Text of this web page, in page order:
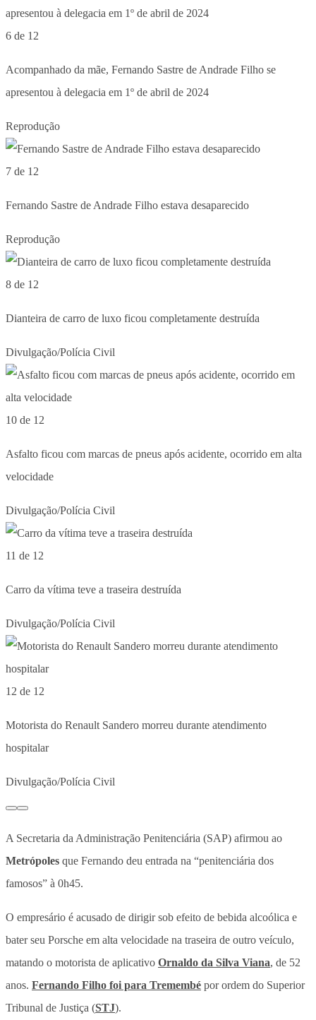
6 de 12
Acompanhado da mãe, Fernando Sastre de Andrade Filho se
apresentou à delegacia em 1º de abril de 2024
Reprodução
7 de 12
Fernando Sastre de Andrade Filho estava desaparecido
Reprodução
8 de 12
Dianteira de carro de luxo ficou completamente destruída
Divulgação/Polícia Civil
10 de 12
Asfalto ficou com marcas de pneus após acidente, ocorrido em alta
velocidade
Divulgação/Polícia Civil
11 de 12
Carro da vítima teve a traseira destruída
Divulgação/Polícia Civil
12 de 12
Motorista do Renault Sandero morreu durante atendimento
hospitalar
Divulgação/Polícia Civil
A Secretaria da Administração Penitenciária (SAP) afirmou ao
Metrópoles que Fernando deu entrada na “penitenciária dos
famosos” à 0h45.
O empresário é acusado de dirigir sob efeito de bebida alcoólica e
bater seu Porsche em alta velocidade na traseira de outro veículo,
matando o motorista de aplicativo Ornaldo da Silva Viana, de 52
anos. Fernando Filho foi para Tremembé por ordem do Superior
Tribunal de Justiça (STJ).